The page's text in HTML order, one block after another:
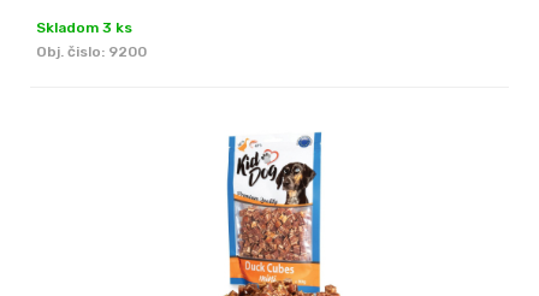
Skladom 3 ks
Obj. čislo: 9200